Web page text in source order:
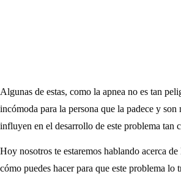
Algunas de estas, como la apnea no es tan
incómoda para la persona que la padece y son
influyen en el desarrollo de este problema tan
Hoy nosotros te estaremos hablando acerca
cómo puedes hacer para que este problema lo